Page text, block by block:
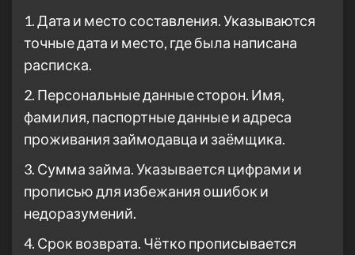
1. Дата и место составления. Указываются
точные дата и место, где была написана
расписка.
2. Персональные данные сторон. Имя,
фамилия, паспортные данные и адреса
проживания займодавца и заёмщика.
3. Сумма займа. Указывается цифрами и
прописью для избежания ошибок и
недоразумений.
4. Срок возврата. Чётко прописывается